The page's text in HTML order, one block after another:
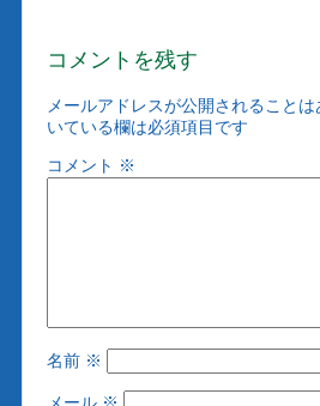
コメントを残す
メールアドレスが公開されることは
いている欄は必須項目です
コメント ※
名前 ※